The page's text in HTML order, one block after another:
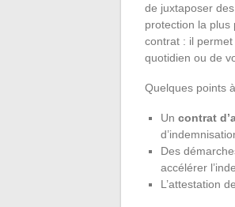
de juxtaposer
protection la plus
contrat : il
quotidien ou de
Quelques points
Un contrat
Des
accélérer
L’attestation de